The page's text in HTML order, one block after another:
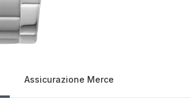
Assicurazione Merce